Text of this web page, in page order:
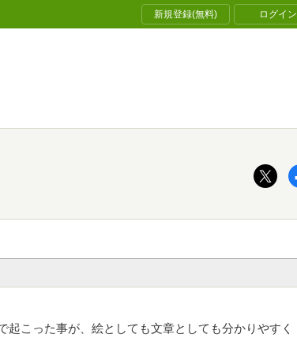
新規登録(無料) ログイン
起こった事が、絵としても文章としても分かりやすく